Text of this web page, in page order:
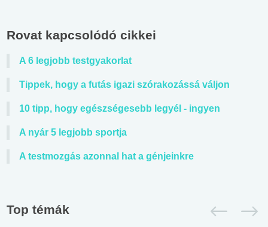
Rovat kapcsolódó cikkei
A 6 legjobb testgyakorlat
Tippek, hogy a futás igazi szórakozássá váljon
10 tipp, hogy egészségesebb legyél - ingyen
A nyár 5 legjobb sportja
A testmozgás azonnal hat a génjeinkre
Top témák